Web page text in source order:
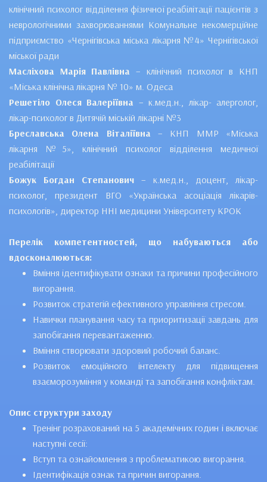
клінічний психолог відділення фізичної реабілітації пацієнтів з
неврологічними захворюваннями Комунальне некомерційне
підприємство «Чернігівська міська лікарня №4» Чернігівської
міської ради
Масліхова Марія Павлівна – клінічний психолог в КНП
«Міська клінічна лікарня № 10» м. Одеса
Решетіло Олеся Валеріївна – к.мед.н., лікар- алерголог,
лікар-психолог в Дитячій міській лікарні №3
Бреславська Олена Віталіївна – КНП ММР «Міська
лікарня №5», клінічний психолог відділення медичної
реабілітації
Божук Богдан Степанович – к.мед.н., доцент, лікар-
психолог, президент ВГО «Українська асоціація лікарів-
психологів», директор ННІ медицини Університету КРОК
Перелік компетентностей, що набуваються або
вдосконалюються:
Вміння ідентифікувати ознаки та причини професійного
вигорання.
Розвиток стратегій ефективного управління стресом.
Навички планування часу та приоритизації завдань для
запобігання перевантаженню.
Вміння створювати здоровий робочий баланс.
Розвиток емоційного інтелекту для підвищення
взаєморозуміння у команді та запобігання конфліктам.
Опис структури заходу
Тренінг розрахований на 5 академічних годин і включає
наступні сесії:
Вступ та ознайомлення з проблематикою вигорання.
Ідентифікація ознак та причин вигорання.